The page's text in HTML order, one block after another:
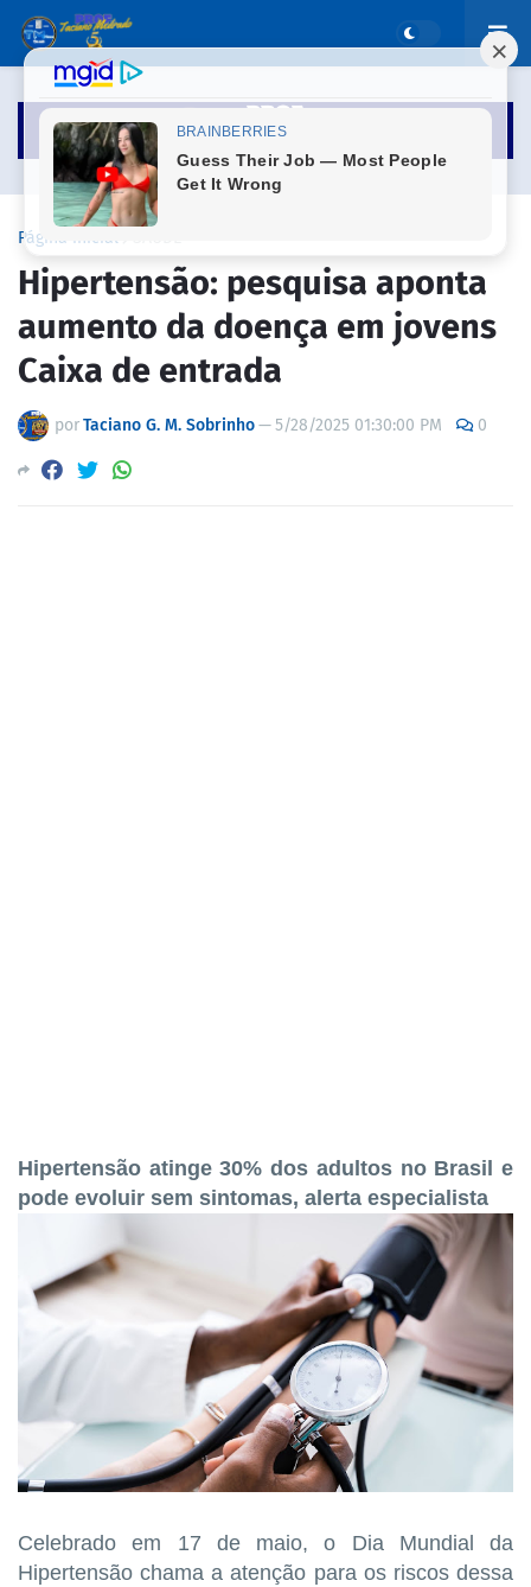
Página inicial
Hipertensão: pesquisa aponta
aumento da doença em jovens
Caixa de entrada
porTaciano G. M. Sobrinho—5/28/2025 01:30:00 PM 0
Hipertensão atinge 30% dos adultos no Brasil e
pode evoluir sem sintomas, alerta especialista
Celebrado em 17 de maio, o Dia Mundial da
Hipertensão chama a atenção para os riscos dessa